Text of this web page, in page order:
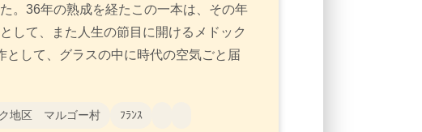
。36年の熟成を経たこの一本は、その年
して、また人生の節目に開けるメドック
として、グラスの中に時代の空気ごと届
地区 マルゴー村 ﾌﾗﾝｽ